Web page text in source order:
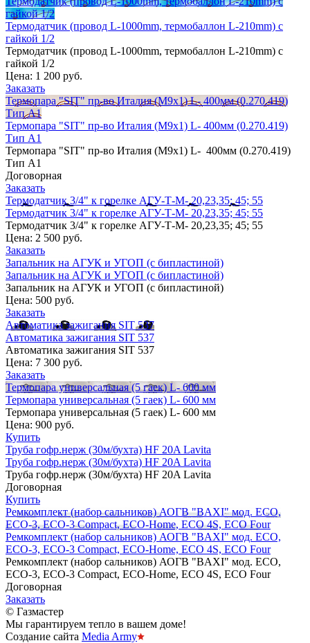
гайкой 1/2
Термодатчик (провод L-1000mm, термобаллон L-210mm) с
гайкой 1/2
Термодатчик (провод L-1000mm, термобаллон L-210mm) с
гайкой 1/2
Цена: 1 200 руб.
Заказать
Термопара "SIT" пр-во Италия (М9х1) L- 400мм (0.270.419)
Тип А1
Термопара "SIT" пр-во Италия (М9х1) L- 400мм (0.270.419)
Тип А1
Термопара "SIT" пр-во Италия (М9х1) L- 400мм (0.270.419)
Тип А1
Договорная
Заказать
Термодатчик 3/4" к горелке АГУ-Т-М- 20,23,35; 45; 55
Термодатчик 3/4" к горелке АГУ-Т-М- 20,23,35; 45; 55
Термодатчик 3/4" к горелке АГУ-Т-М- 20,23,35; 45; 55
Цена: 2 500 руб.
Заказать
Запальник на АГУК и УГОП (с бипластиной)
Запальник на АГУК и УГОП (с бипластиной)
Запальник на АГУК и УГОП (с бипластиной)
Цена: 500 руб.
Заказать
Автоматика зажигания SIT 537
Автоматика зажигания SIT 537
Автоматика зажигания SIT 537
Цена: 7 300 руб.
Заказать
Термопара универсальная (5 гаек) L- 600 мм
Термопара универсальная (5 гаек) L- 600 мм
Термопара универсальная (5 гаек) L- 600 мм
Цена: 900 руб.
Купить
Труба гофр.нерж (30м/бухта) HF 20A Lavita
Труба гофр.нерж (30м/бухта) HF 20A Lavita
Труба гофр.нерж (30м/бухта) HF 20A Lavita
Договорная
Купить
Ремкомплект (набор сальников) АОГВ "BAXI" мод. ECO,
ECO-3, ECO-3 Compact, ECO-Home, ECO 4S, ECO Four
Ремкомплект (набор сальников) АОГВ "BAXI" мод. ECO,
ECO-3, ECO-3 Compact, ECO-Home, ECO 4S, ECO Four
Ремкомплект (набор сальников) АОГВ "BAXI" мод. ECO,
ECO-3, ECO-3 Compact, ECO-Home, ECO 4S, ECO Four
Договорная
Заказать
© Газмастер
Мы гарантируем тепло в вашем доме!
Создание сайта Media Army